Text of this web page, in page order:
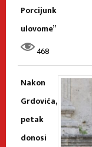
Porcijunk
ulovome”
468
Nakon
Grdovića,
petak
donosi